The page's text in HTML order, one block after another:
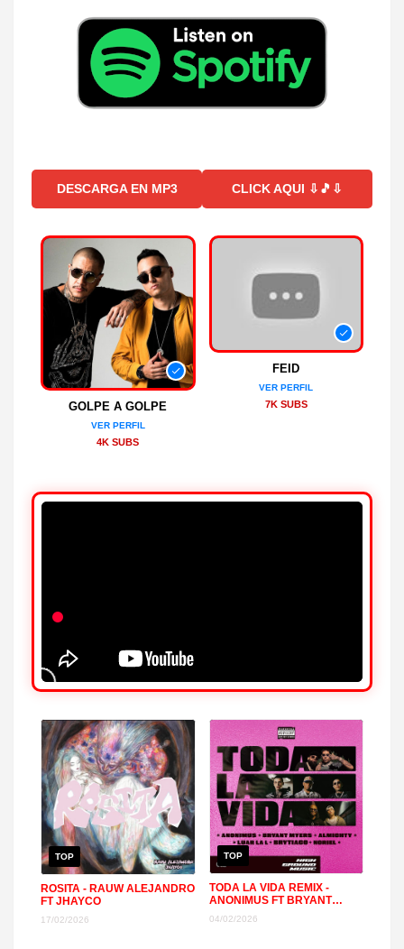
DESCARGA EN MP3 CLICK AQUI ⇩🎵⇩
GOLPE A GOLPE
VER PERFIL
4K SUBS
FEID
VER PERFIL
7K SUBS
TOP
ROSITA - RAUW ALEJANDRO
FT JHAYCO
17/02/2026
TOP
TODA LA VIDA REMIX -
ANONIMUS FT BRYANT
LUAR LA L, BRYTIAGO
04/02/2026